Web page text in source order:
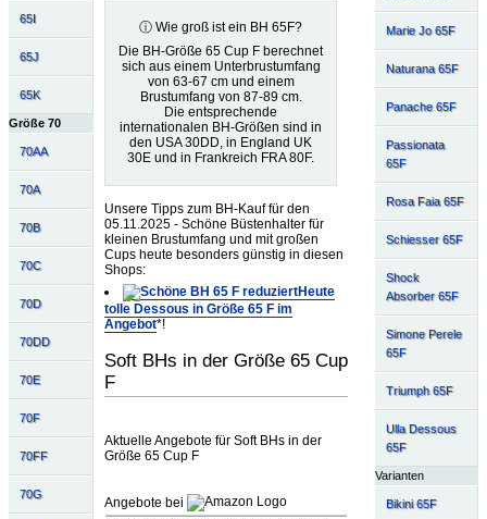
65I
65J
65K
Größe 70
70AA
70A
70B
70C
70D
70DD
70E
70F
70FF
70G
Marie Jo 65F
Naturana 65F
Panache 65F
Passionata
65F
Rosa Faia 65F
Schiesser 65F
Shock
Absorber 65F
Simone Perele
65F
Triumph 65F
Ulla Dessous
65F
Varianten
Bikini 65F
ⓘ Wie groß ist ein BH 65F?
Die BH-Größe 65 Cup F berechnet
sich aus einem Unterbrustumfang
von 63-67 cm und einem
Brustumfang von 87-89 cm.
Die entsprechende
internationalen BH-Größen sind in
den USA 30DD, in England UK
30E und in Frankreich FRA 80F.
Unsere Tipps zum BH-Kauf für den
05.11.2025 - Schöne Büstenhalter für
kleinen Brustumfang und mit großen
Cups heute besonders günstig in diesen
Shops:
Heute
tolle Dessous in Größe 65 F im
Angebot*!
Soft BHs in der Größe 65 Cup
F
Aktuelle Angebote für Soft BHs in der
Größe 65 Cup F
Angebote bei